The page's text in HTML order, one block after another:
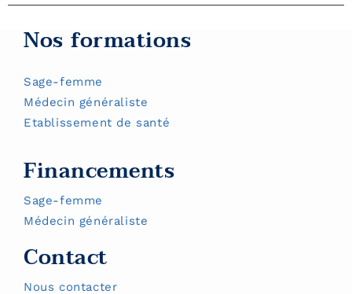
Nos formations
Sage-femme
Médecin généraliste
Etablissement de santé
Financements
Sage-femme
Médecin généraliste
Contact
Nous contacter